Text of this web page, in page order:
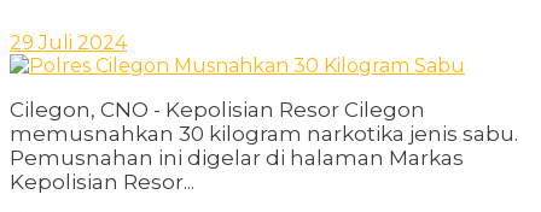
29 Juli 2024
Cilegon, CNO - Kepolisian Resor Cilegon
memusnahkan 30 kilogram narkotika jenis sabu.
Pemusnahan ini digelar di halaman Markas
Kepolisian Resor...